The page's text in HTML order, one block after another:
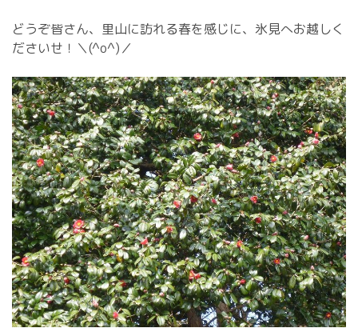
どうぞ皆さん、里山に訪れる春を感じに、氷見へお越しく
ださいせ！＼(^o^)／